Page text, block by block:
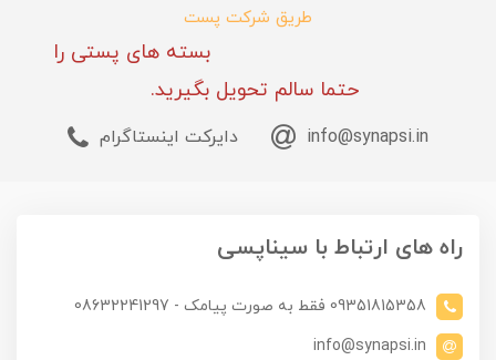
طریق شرکت پست
بسته های پستی را
حتما سالم تحویل بگیرید.
info@synapsi.in دایرکت اینستاگرام
راه های ارتباط با سیناپسی
09351815358 فقط به صورت پیامک - 08632241297
info@synapsi.in